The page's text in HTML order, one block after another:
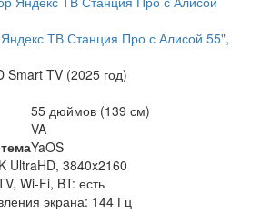
ТВ Станция Про с Алисой 55",
Smart TV (2025 год)
55 дюймов (139 см)
VA
YaOS
UltraHD, 3840x2160
Wi-Fi, BT: есть
экрана: 144 Гц